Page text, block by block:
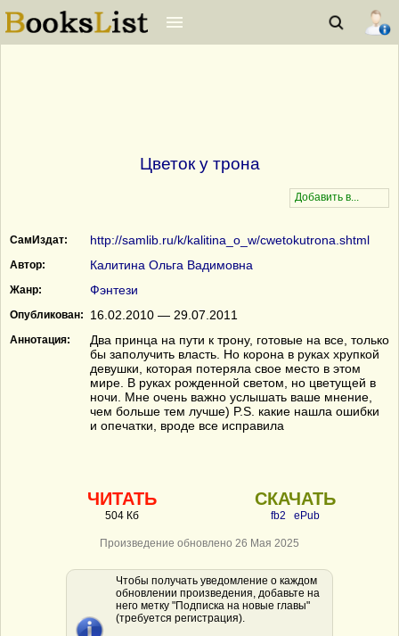
Цветок у трона
СамИздат: http://samlib.ru/k/kalitina_o_w/cwetokutrona.shtml
Автор: Калитина Ольга Вадимовна
Жанр: Фэнтези
Опубликован: 16.02.2010 — 29.07.2011
Аннотация:
Два принца на пути к трону, готовые на все, только
бы заполучить власть. Но корона в руках хрупкой
девушки, которая потеряла свое место в этом
мире. В руках рожденной светом, но цветущей в
ночи. Мне очень важно услышать ваше мнение,
чем больше тем лучше) P.S. какие нашла ошибки
и опечатки, вроде все исправила
ЧИТАТЬ
504 Кб
СКАЧАТЬ
fb2 ePub
Произведение обновлено 26 Мая 2025
Чтобы получать уведомление о каждом
обновлении произведения, добавьте на
него метку "Подписка на новые главы"
(требуется регистрация).